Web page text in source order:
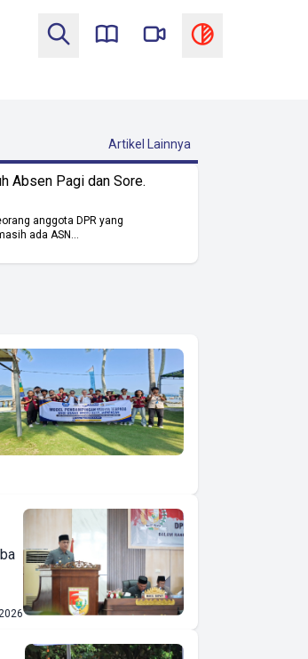
Artikel Lainnya
Absen Pagi dan Sore.
anggota DPR yang
ada ASN...